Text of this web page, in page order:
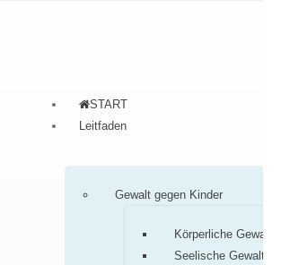
START
Leitfaden
Gewalt gegen Kinder
Körperliche Gewalt
Seelische Gewalt